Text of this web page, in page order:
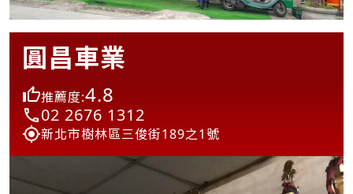
圓昌車業
推薦度:4.8
02 2676 1312
新北市樹林區三俊街189之1號